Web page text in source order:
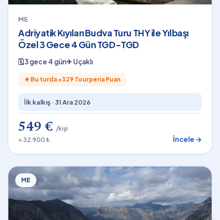
ME
Adriyatik Kıyıları Budva Turu THY ile Yılbaşı
Özel 3 Gece 4 Gün TGD-TGD
🗓3 gece 4 gün✈Uçaklı
★ Bu turda +329 Tourperia Puan
İlk kalkış ·31 Ara 2026
549 € /kişi
≈ 32.900 ₺
İncele →
ME